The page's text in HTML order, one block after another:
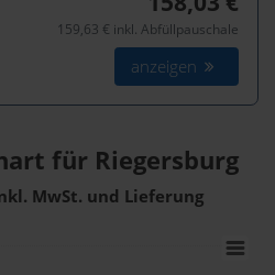
159,63 € inkl. Abfüllpauschale
anzeigen
für Riegersburg
MwSt. und Lieferung